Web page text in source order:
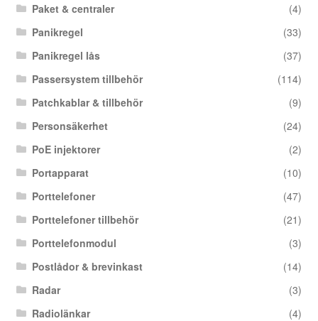
Paket & centraler
(4)
Panikregel
(33)
Panikregel lås
(37)
Passersystem tillbehör
(114)
Patchkablar & tillbehör
(9)
Personsäkerhet
(24)
PoE injektorer
(2)
Portapparat
(10)
Porttelefoner
(47)
Porttelefoner tillbehör
(21)
Porttelefonmodul
(3)
Postlådor & brevinkast
(14)
Radar
(3)
Radiolänkar
(4)